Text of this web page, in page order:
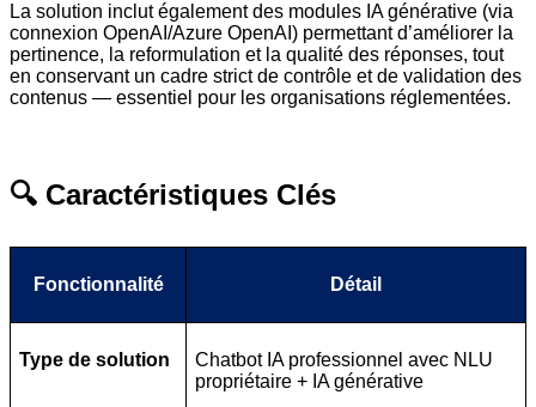
La solution inclut également des modules IA générative (via
connexion OpenAI/Azure OpenAI) permettant d’améliorer la
pertinence, la reformulation et la qualité des réponses, tout
en conservant un cadre strict de contrôle et de validation des
contenus — essentiel pour les organisations réglementées.
🔍 Caractéristiques Clés
Fonctionnalité Détail
Type de solution
Chatbot IA professionnel avec NLU
propriétaire + IA générative